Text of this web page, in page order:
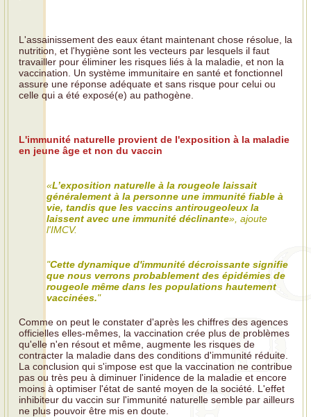
L'assainissement des eaux étant maintenant chose résolue, la
nutrition, et l'hygiène sont les vecteurs par lesquels il faut
travailler pour éliminer les risques liés à la maladie, et non la
vaccination. Un système immunitaire en santé et fonctionnel
assure une réponse adéquate et sans risque pour celui ou
celle qui a été exposé(e) au pathogène.
L'immunité naturelle provient de l'exposition à la maladie
en jeune âge et non du vaccin
«L’exposition naturelle à la rougeole laissait
généralement à la personne une immunité fiable à
vie, tandis que les vaccins antirougeoleux la
laissent avec une immunité déclinante», ajoute
l'IMCV.
"Cette dynamique d'immunité décroissante signifie
que nous verrons probablement des épidémies de
rougeole même dans les populations hautement
vaccinées."
Comme on peut le constater d'après les chiffres des agences
officielles elles-mêmes, la vaccination crée plus de problèmes
qu'elle n'en résout et même, augmente les risques de
contracter la maladie dans des conditions d'immunité réduite.
La conclusion qui s'impose est que la vaccination ne contribue
pas ou très peu à diminuer l'inidence de la maladie et encore
moins à optimiser l'état de santé moyen de la société. L'effet
inhibiteur du vaccin sur l'immunité naturelle semble par ailleurs
ne plus pouvoir être mis en doute.